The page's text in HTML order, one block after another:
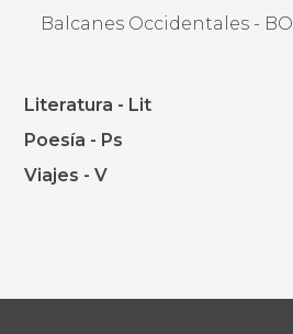
Balcanes Occidentales - BO
Literatura - Lit
Poesía - Ps
Viajes - V